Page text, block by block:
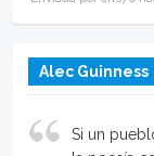
Alec Guinness
Si un